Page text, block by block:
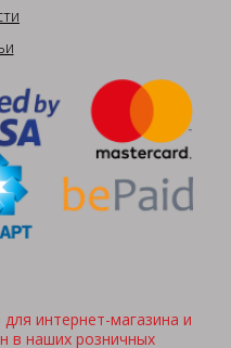
интернет-магазина и
в наших розничных